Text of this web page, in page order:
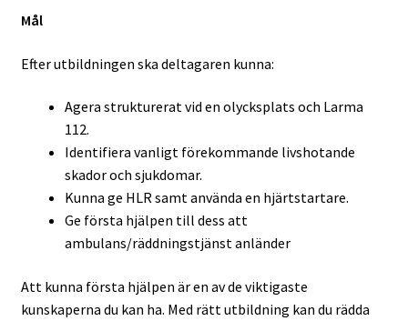
SBA Standard
SBA aXess
Utrymningsplaner
Utbildningar
Brandskyddsutbildning
Mål
Efter utbildningen ska deltagaren kunna:
Agera strukturerat vid en olycksplats och Larma
112.
Identifiera vanligt förekommande livshotande
skador och sjukdomar.
Kunna ge HLR samt använda en hjärtstartare.
Ge första hjälpen till dess att
ambulans/räddningstjänst anländer
Att kunna första hjälpen är en av de viktigaste
kunskaperna du kan ha. Med rätt utbildning kan du rädda